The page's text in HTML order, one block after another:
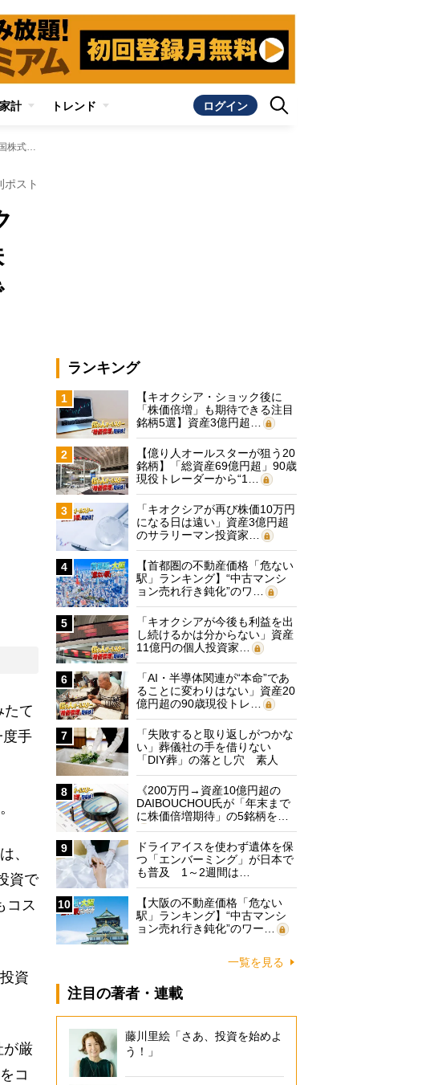
家計 トレンド ログイン
【新NISA】「世界に投資できるインデックスファンド」厳選15 全世界株式・米国株式・新興国株式からバランス型や債券まで
ポスト
て
度手
、
資で
コス
資
が厳
コ
ランキング
1
【キオクシア・ショック後に
「株価倍増」も期待できる注目
銘柄5選】資産3億円超…
2
【億り人オールスターが狙う20
銘柄】「総資産69億円超」90歳
現役トレーダーから“1…
3
「キオクシアが再び株価10万円
になる日は遠い」資産3億円超
のサラリーマン投資家…
4
【首都圏の不動産価格「危ない
駅」ランキング】“中古マンシ
ョン売れ行き鈍化”のワ…
5
「キオクシアが今後も利益を出
し続けるかは分からない」資産
11億円の個人投資家…
6
「AI・半導体関連が“本命”であ
ることに変わりはない」資産20
億円超の90歳現役トレ…
7
「失敗すると取り返しがつかな
い」葬儀社の手を借りない
「DIY葬」の落とし穴 素人
に…
8
《200万円→資産10億円超の
DAIBOUCHOU氏が「年末まで
に株価倍増期待」の5銘柄を…
9
ドライアイスを使わず遺体を保
つ「エンバーミング」が日本で
も普及 1～2週間は…
10
【大阪の不動産価格「危ない
駅」ランキング】“中古マンシ
ョン売れ行き鈍化”のワー…
一覧を見る
注目の著者・連載
藤川里絵「さあ、投資を始めよ
う！」